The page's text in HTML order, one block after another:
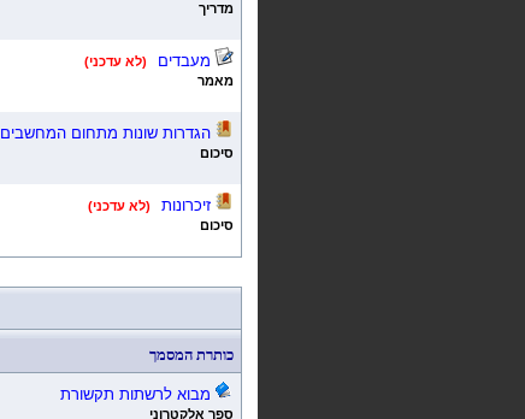
מדריך
מעבדים
(לא עדכני)
מאמר
הגדרות שונות מתחום המחשבים
סיכום
זיכרונות
(לא עדכני)
סיכום
כותרת המסמך
מבוא לרשתות תקשורת
ספר אלקטרוני